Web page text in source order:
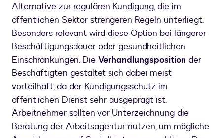
Alternative zur regulären Kündigung, die im
öffentlichen Sektor strengeren Regeln unterliegt.
Besonders relevant wird diese Option bei längerer
Beschäftigungsdauer oder gesundheitlichen
Einschränkungen. Die Verhandlungsposition der
Beschäftigten gestaltet sich dabei meist
vorteilhaft, da der Kündigungsschutz im
öffentlichen Dienst sehr ausgeprägt ist.
Arbeitnehmer sollten vor Unterzeichnung die
Beratung der Arbeitsagentur nutzen, um mögliche